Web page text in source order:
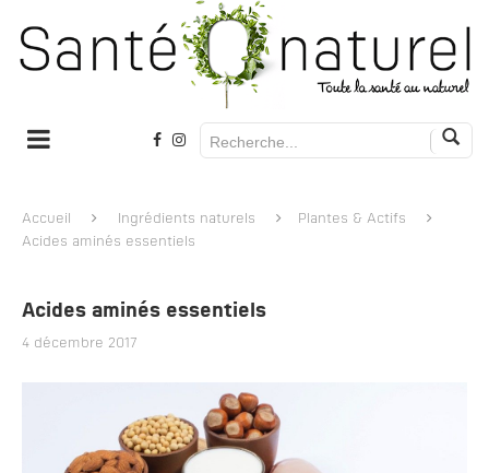
Accueil Ingrédients naturels
Plantes & Actifs
Acides aminés essentiels
Acides aminés essentiels
4 décembre 2017